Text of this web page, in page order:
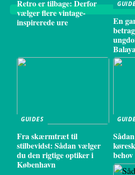
Retro er tilbage: Derfor
vælger flere vintage-
inspirerede ure
En
GUIDES
Fra skærmtræt til
stilbevidst: Sådan vælger
du den rigtige optiker i
København
behov